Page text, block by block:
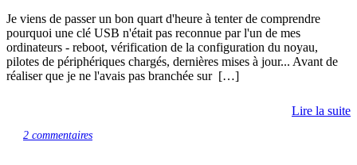
Je viens de passer un bon quart d'heure à tenter de comprendre
pourquoi une clé USB n'était pas reconnue par l'un de mes
ordinateurs - reboot, vérification de la configuration du noyau,
pilotes de périphériques chargés, dernières mises à jour... Avant de
réaliser que je ne l'avais pas branchée sur […]
Lire la suite
2 commentaires